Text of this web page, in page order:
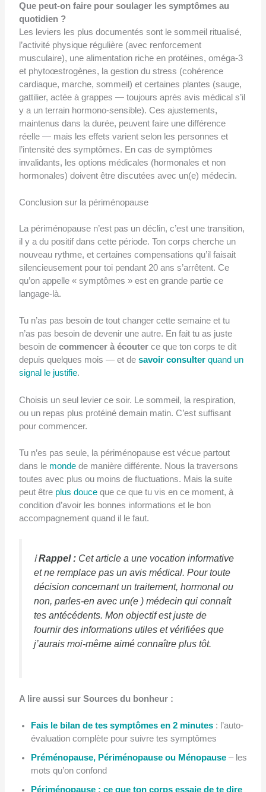
Que peut-on faire pour soulager les symptômes au
quotidien ?
Les leviers les plus documentés sont le sommeil ritualisé,
l’activité physique régulière (avec renforcement
musculaire), une alimentation riche en protéines, oméga-3
et phytoœstrogènes, la gestion du stress (cohérence
cardiaque, marche, sommeil) et certaines plantes (sauge,
gattilier, actée à grappes — toujours après avis médical s’il
y a un terrain hormono-sensible). Ces ajustements,
maintenus dans la durée, peuvent faire une différence
réelle — mais les effets varient selon les personnes et
l’intensité des symptômes. En cas de symptômes
invalidants, les options médicales (hormonales et non
hormonales) doivent être discutées avec un(e) médecin.
Conclusion sur la périménopause
La périménopause n’est pas un déclin, c’est une transition,
il y a du positif dans cette période. Ton corps cherche un
nouveau rythme, et certaines compensations qu’il faisait
silencieusement pour toi pendant 20 ans s’arrêtent. Ce
qu’on appelle « symptômes » est en grande partie ce
langage-là.
Tu n’as pas besoin de tout changer cette semaine et tu
n’as pas besoin de devenir une autre. En fait tu as juste
besoin de commencer à écouterce que ton corps te dit
depuis quelques mois — et de savoir consulterquand un
signal le justifie.
Choisis un seul levier ce soir. Le sommeil, la respiration,
ou un repas plus protéiné demain matin. C’est suffisant
pour commencer.
Tu n’es pas seule, la périménopause est vécue partout
dans le monde de manière différente. Nous la traversons
toutes avec plus ou moins de fluctuations. Mais la suite
peut être plus douceque ce que tu vis en ce moment, à
condition d’avoir les bonnes informations et le bon
accompagnement quand il le faut.
ℹ️Rappel :Cet article a une vocation informative
et ne remplace pas un avis médical. Pour toute
décision concernant un traitement, hormonal ou
non, parles-en avec un(e ) médecin qui connaît
tes antécédents. Mon objectif est juste de
fournir des informations utiles et vérifiées que
j’aurais moi-même aimé connaître plus tôt.
A lire aussi sur Sources du bonheur :
Fais le bilan de tes symptômes en 2 minutes : l’auto-
évaluation complète pour suivre tes symptômes
Préménopause, Périménopause ou Ménopause– les
mots qu’on confond
Périménopause : ce que ton corps essaie de te dire